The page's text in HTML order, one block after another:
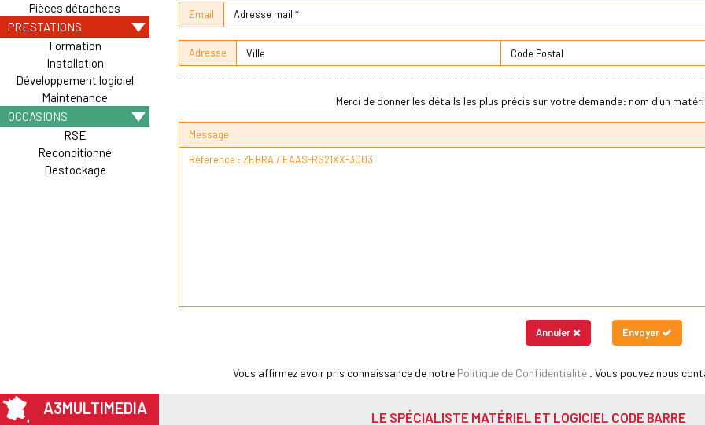
Pièces détachées
PRESTATIONS
Formation
Installation
Développement logiciel
Maintenance
OCCASIONS
RSE
Reconditionné
Destockage
Email
Adresse
Merci de donner les détails les plus précis sur votre demande: nom d'un
Message
Annuler Envoyer
Vous affirmez avoir pris connaissance de notre Politique de Confidentialité . Vous pouvez nous
A3MULTIMEDIA LE SPÉCIALISTE MATÉRIEL ET LOGICIEL CODE BARRE